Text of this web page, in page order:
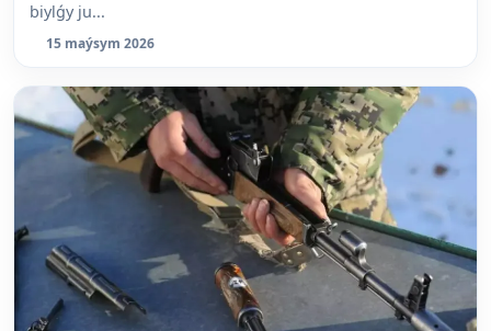
biylǵy ju...
15 maýsym 2026